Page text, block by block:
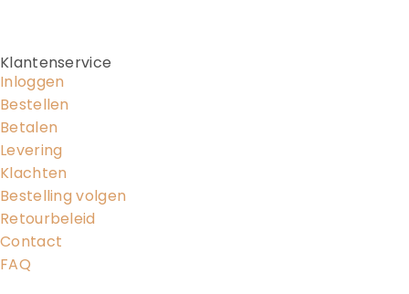
Klantenservice
Inloggen
Bestellen
Betalen
Levering
Klachten
Bestelling volgen
Retourbeleid
Contact
FAQ